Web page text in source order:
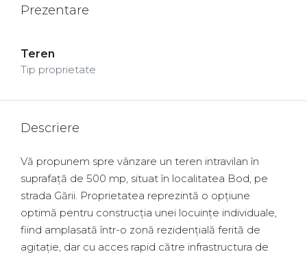
Prezentare
Teren
Tip proprietate
Descriere
Vă propunem spre vânzare un teren intravilan în
suprafață de 500 mp, situat în localitatea Bod, pe
strada Gării. Proprietatea reprezintă o opțiune
optimă pentru construcția unei locuințe individuale,
fiind amplasată într-o zonă rezidențială ferită de
agitație, dar cu acces rapid către infrastructura de